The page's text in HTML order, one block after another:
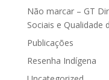
Não marcar – GT
Sociais e Qualidade
Publicações
Resenha Indígena